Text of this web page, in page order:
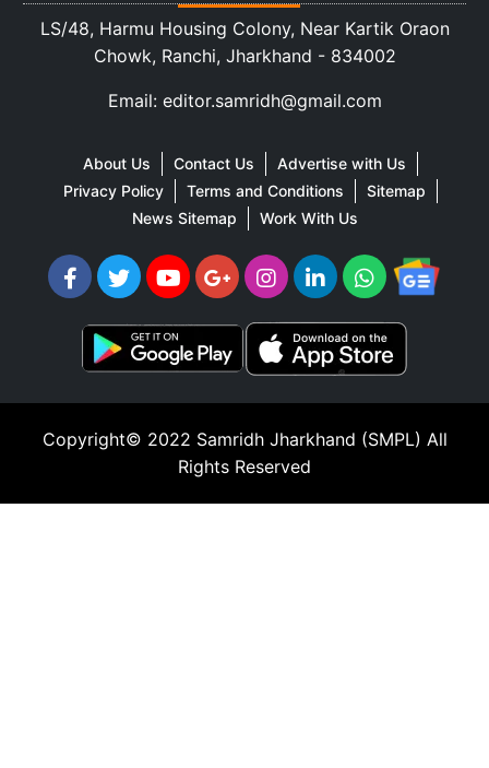
LS/48, Harmu Housing Colony, Near Kartik Oraon
Chowk, Ranchi, Jharkhand - 834002
Email: editor.samridh@gmail.com
About Us Contact Us
Advertise with Us
Privacy Policy
Terms and Conditions
Sitemap
News Sitemap
Work With Us
Copyright© 2022 Samridh Jharkhand (SMPL) All
Rights Reserved